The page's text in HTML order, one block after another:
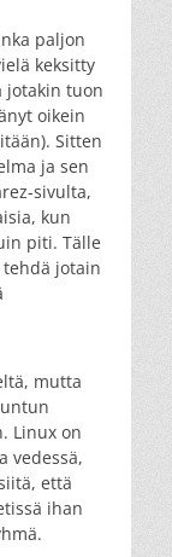
paljon
keksitty
jotakin tuon
oikein
Sitten
ja sen
sivulta,
kun
piti. Tälle
jotain
mutta
Linux on
vedessä,
että
ihan